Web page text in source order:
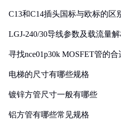
C13和C14插头国标与欧标的区
LGJ-240/30导线参数及载流量
寻找nce01p30k MOSFET管的
电梯的尺寸有哪些规格
镀锌方管尺寸一般有哪些
铝方管有哪些常见规格